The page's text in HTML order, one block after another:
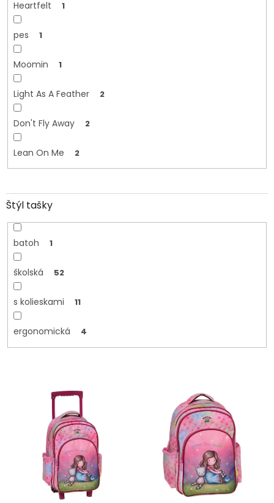
Heartfelt 1
pes 1
Moomin 1
Light As A Feather 2
Don't Fly Away 2
Lean On Me 2
Štýl tašky
batoh 1
školská 52
s kolieskami 11
ergonomická 4